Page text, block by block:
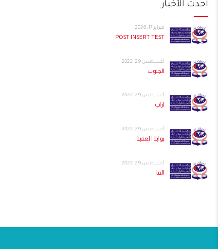
أحدث الأخبار
فبراير 17, 2026
POST INSERT TEST
أغسطس 29, 2022
الجنوب
أغسطس 29, 2022
اراب
أغسطس 29, 2022
بوابة العقبة
أغسطس 29, 2022
الفا